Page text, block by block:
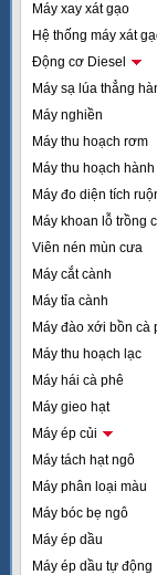
Máy xay xát gạo
Hệ thống máy xát
Động cơ Diesel
Máy sạ lúa thẳng
Máy nghiền
Máy thu hoạch rơm
Máy thu hoạch hành
Máy đo diện tích
Máy khoan lỗ trồng
Viên nén mùn cưa
Máy cắt cành
Máy tỉa cành
Máy đào xới bồn cà
Máy thu hoạch lạc
Máy hái cà phê
Máy gieo hạt
Máy ép củi
Máy tách hạt ngô
Máy phân loại màu
Máy bóc bẹ ngô
Máy ép dầu
Máy ép dầu tự động